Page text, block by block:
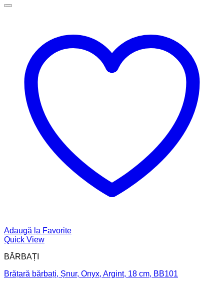
Adaugă la Favorite
Quick View
BĂRBAȚI
Brățară bărbați, Șnur, Onyx, Argint, 18 cm, BB101